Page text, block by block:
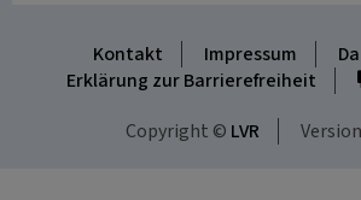
Kontakt Impressum
Erklärung zur Barrierefreiheit
Copyright © LVR